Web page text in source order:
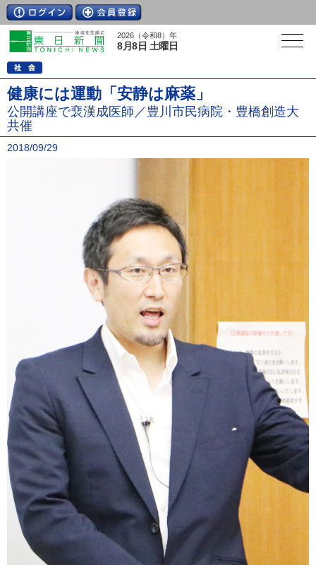
2026（令和8）年
8月8日 土曜日
健康には運動「安静は麻薬」
公開講座で裵漢成医師／豊川市民病院・豊橋創造大
共催
2018/09/29